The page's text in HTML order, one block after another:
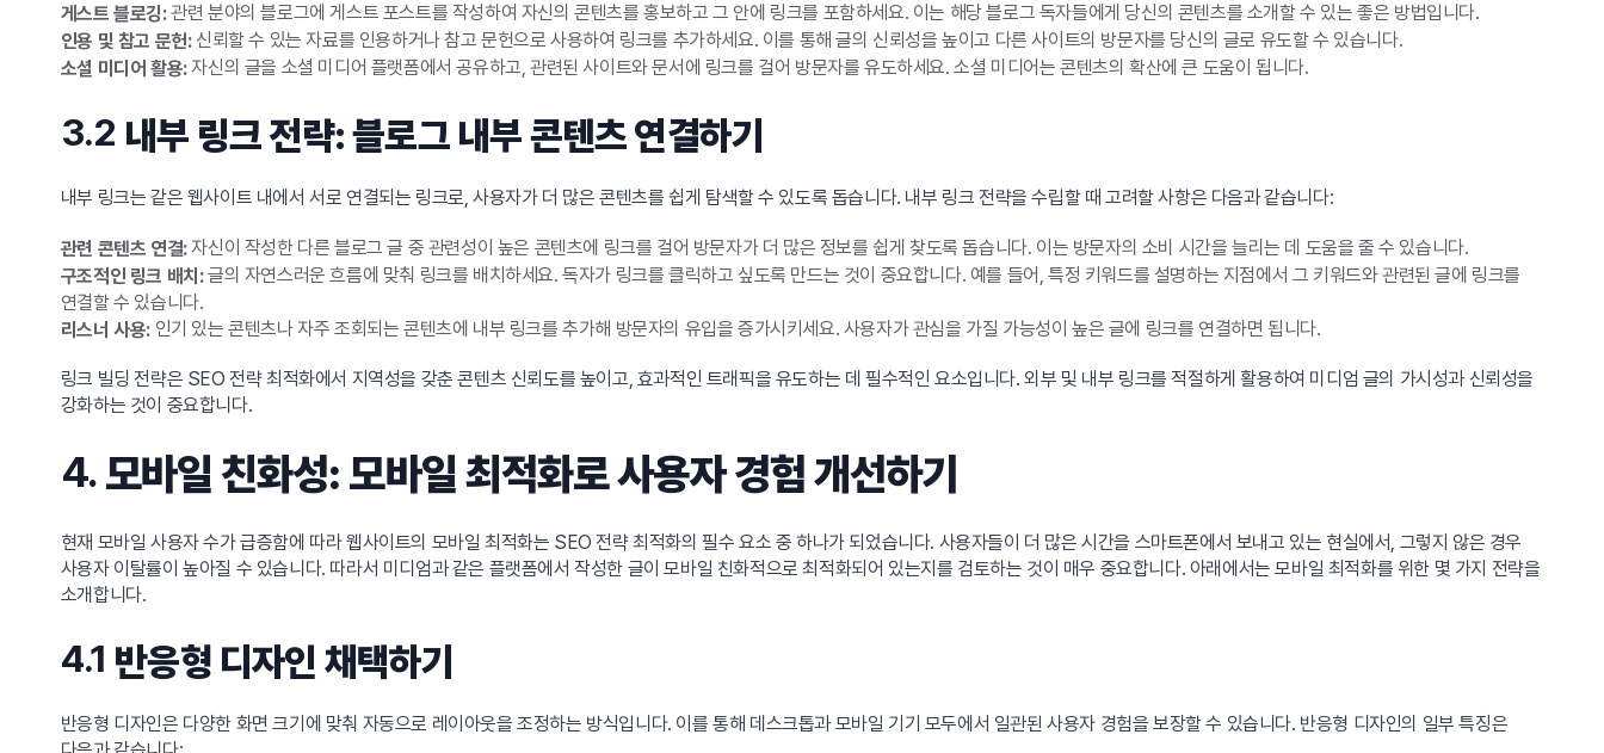
게스트 블로깅:관련 분야의 블로그에 게스트 포스트를 작성하여 자신의 콘텐츠를 홍보하고 그 안에 링크를 포함하세요. 이는 해당 블로그 독자들에게 당신의 콘텐츠를 소개할 수 있는 좋은 방법입니다.
인용 및 참고 문헌:신뢰할 수 있는 자료를 인용하거나 참고 문헌으로 사용하여 링크를 추가하세요. 이를 통해 글의 신뢰성을 높이고 다른 사이트의 방문자를 당신의 글로 유도할 수 있습니다.
소셜 미디어 활용:자신의 글을 소셜 미디어 플랫폼에서 공유하고, 관련된 사이트와 문서에 링크를 걸어 방문자를 유도하세요. 소셜 미디어는 콘텐츠의 확산에 큰 도움이 됩니다.
3.2 내부 링크 전략: 블로그 내부 콘텐츠 연결하기
내부 링크는 같은 웹사이트 내에서 서로 연결되는 링크로, 사용자가 더 많은 콘텐츠를 쉽게 탐색할 수 있도록 돕습니다. 내부 링크 전략을 수립할 때 고려할 사항은 다음과 같습니다:
관련 콘텐츠 연결:자신이 작성한 다른 블로그 글 중 관련성이 높은 콘텐츠에 링크를 걸어 방문자가 더 많은 정보를 쉽게 찾도록 돕습니다. 이는 방문자의 소비 시간을 늘리는 데 도움을 줄 수 있습니다.
구조적인 링크 배치:글의 자연스러운 흐름에 맞춰 링크를 배치하세요. 독자가 링크를 클릭하고 싶도록 만드는 것이 중요합니다. 예를 들어, 특정 키워드를 설명하는 지점에서 그 키워드와 관련된 글에 링크를
연결할 수 있습니다.
리스너 사용:인기 있는 콘텐츠나 자주 조회되는 콘텐츠에 내부 링크를 추가해 방문자의 유입을 증가시키세요. 사용자가 관심을 가질 가능성이 높은 글에 링크를 연결하면 됩니다.
링크 빌딩 전략은 SEO 전략 최적화에서 지역성을 갖춘 콘텐츠 신뢰도를 높이고, 효과적인 트래픽을 유도하는 데 필수적인 요소입니다. 외부 및 내부 링크를 적절하게 활용하여 미디엄 글의 가시성과 신뢰성을
강화하는 것이 중요합니다.
4.모바일 친화성: 모바일 최적화로 사용자 경험 개선하기
현재 모바일 사용자 수가 급증함에 따라 웹사이트의 모바일 최적화는 SEO 전략 최적화의 필수 요소 중 하나가 되었습니다. 사용자들이 더 많은 시간을 스마트폰에서 보내고 있는 현실에서, 그렇지 않은 경우
사용자 이탈률이 높아질 수 있습니다. 따라서 미디엄과 같은 플랫폼에서 작성한 글이 모바일 친화적으로 최적화되어 있는지를 검토하는 것이 매우 중요합니다. 아래에서는 모바일 최적화를 위한 몇 가지 전략을
소개합니다.
4.1 반응형 디자인 채택하기
반응형 디자인은 다양한 화면 크기에 맞춰 자동으로 레이아웃을 조정하는 방식입니다. 이를 통해 데스크톱과 모바일 기기 모두에서 일관된 사용자 경험을 보장할 수 있습니다. 반응형 디자인의 일부 특징은